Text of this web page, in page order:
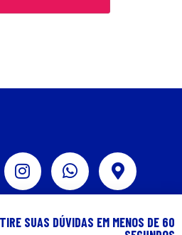
de Privacidade
sua experiência em
TIRE SUAS DÚVIDAS EM MENOS DE 60